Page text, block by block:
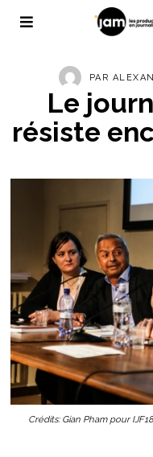
PAR
Le
résiste
Crédits: Gian Pham pour IJF18